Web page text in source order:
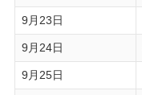
9月23日
9月24日
9月25日